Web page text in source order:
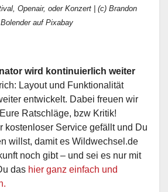
Openair, oder Konzert | (c) Brandon
Bolender auf Pixabay
wird kontinuierlich weiter
Layout und Funktionalität
entwickelt. Dabei freuen wir
Ratschläge, bzw Kritik!
kostenloser Service gefällt und Du
willst, damit es Wildwechsel.de
noch gibt – und sei es nur mit
das hier ganz einfach und